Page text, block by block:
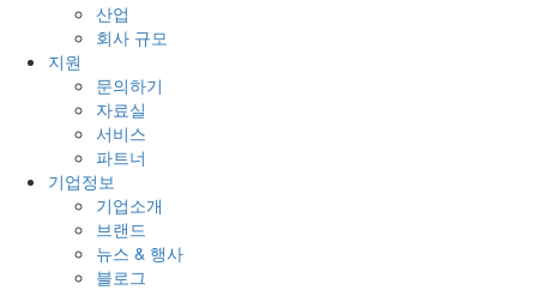
산업
회사 규모
지원
문의하기
자료실
서비스
파트너
기업정보
기업소개
브랜드
뉴스 & 행사
블로그